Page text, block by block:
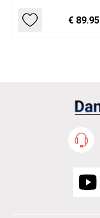
met Splitzool
€ 89.95